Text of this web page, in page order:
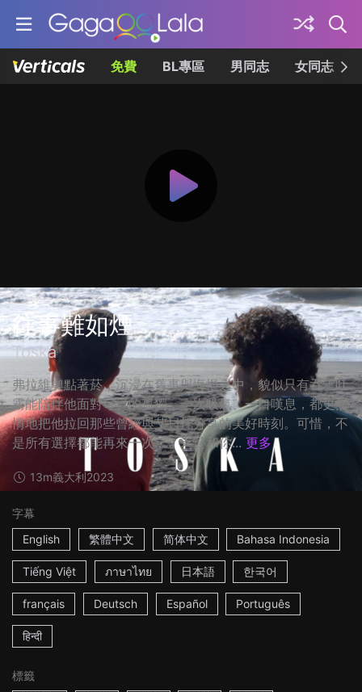
免費 BL專區 男同志 女同志
往事難如煙
Toska
弗拉維奧點著菸，沉浸在舊事與悔恨之中，貌似只有吞雲吐
霧能陪伴他面對每日的孤獨，一次吸氣、一口嘆息，都更無
情地把他拉回那些曾經與艾貝托分享的美好時刻。可惜，不
是所有選擇都能再來一次…… ☆菸和你... 更多
13m義大利2023
字幕
English
繁體中文 简体中文 Bahasa Indonesia
Tiếng Việt ภาษาไทย 日本語 한국어
français Deutsch Español Português
हिन्दी
標籤